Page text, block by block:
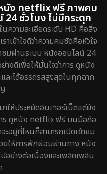
นัง netflix ฟรี ภาพคม
ชั่วโมง ไม่มีกระตุก
ความละเอียดระดับ HD คือสิ่ง
าเข้าใจดีว่าความคมชัดคือหัวใจ
มผ่านระบบ หนังออนไลน์ 24
างดีเพื่อให้มั่นใจว่าการ ดูหนัง
ละได้อรรถรสสูงสุดในทุกฉาก
ให้ประหยัดอินเทอร์เน็ตแต่ยัง
าร ดูหนัง netflix ฟรี บนมือถือ
ะอยู่ที่ไหนก็สามารถเปิดเข้าชม
ให้การพักผ่อนผ่านทาง หนัง
ย่างต่อเนื่องและเพลิดเพลิน